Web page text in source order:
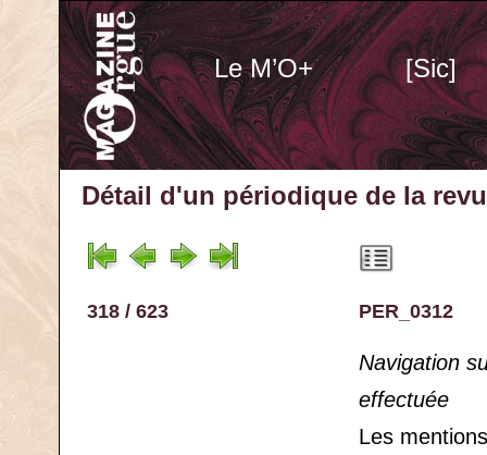
Le M’O+ [Sic]
Détail d'un périodique de la
318 / 623 PER_0312
Navigation
effectuée
Les